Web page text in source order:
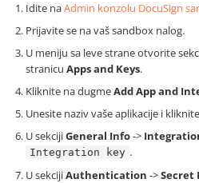
Idite naAdmin konzolu DocuSign
Prijavite se na vaš sandbox nalog.
U meniju sa leve strane otvorite
stranicu Apps and Keys.
Kliknite na dugmeAdd App and
Unesite naziv vaše aplikacije i
U sekcijiGeneral Info->
Integration key .
U sekcijiAuthentication ->Secret